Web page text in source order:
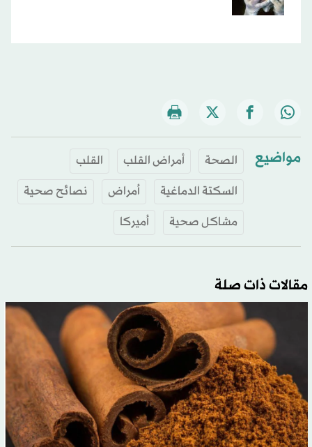
مواضيع الصحة أمراض القلب
القلب
السكتة الدماغية
أمراض
نصائح صحية
مشاكل صحية
أميركا
مقالات ذات صلة